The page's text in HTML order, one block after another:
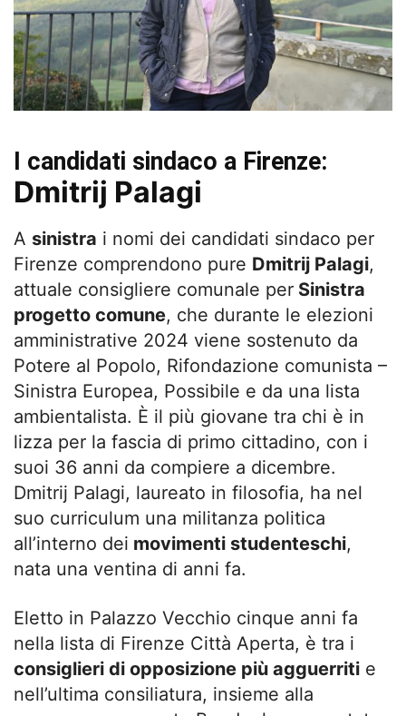
I candidati sindaco a Firenze:
Dmitrij Palagi
A sinistra i nomi dei candidati sindaco per
Firenze comprendono pure Dmitrij Palagi,
attuale consigliere comunale per Sinistra
progetto comune, che durante le elezioni
amministrative 2024 viene sostenuto da
Potere al Popolo, Rifondazione comunista –
Sinistra Europea, Possibile e da una lista
ambientalista. È il più giovane tra chi è in
lizza per la fascia di primo cittadino, con i
suoi 36 anni da compiere a dicembre.
Dmitrij Palagi, laureato in filosofia, ha nel
suo curriculum una militanza politica
all’interno dei movimenti studenteschi,
nata una ventina di anni fa.
Eletto in Palazzo Vecchio cinque anni fa
nella lista di Firenze Città Aperta, è tra i
consiglieri di opposizione più agguerriti e
nell’ultima consiliatura, insieme alla